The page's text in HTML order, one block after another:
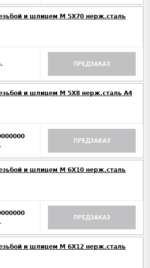
и шлицем M 5Х70 нерж.сталь
ПРЕДЗАКАЗ
и шлицем M 5Х8 нерж.сталь A4
ПРЕДЗАКАЗ
и шлицем M 6Х10 нерж.сталь
ПРЕДЗАКАЗ
и шлицем M 6Х12 нерж.сталь